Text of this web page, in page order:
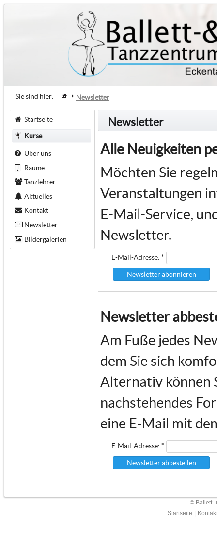
Sie sind hier: Newsletter
Startseite
Kurse
Über uns
Räume
Tanzlehrer
Aktuelles
Kontakt
Newsletter
Bildergalerien
Newsletter
Alle Neuigkeiten
Möchten Sie
Veranstaltungen
E-Mail-Service,
Newsletter.
Newsletter abonnieren
E-Mail-Adresse: *
Newsletter
Am Fuße jedes
dem Sie sich
Alternativ können
nachstehendes
eine E-Mail mit
Newsletter abbestellen
E-Mail-Adresse: *
© Ballett-
Startseite
Kontakt